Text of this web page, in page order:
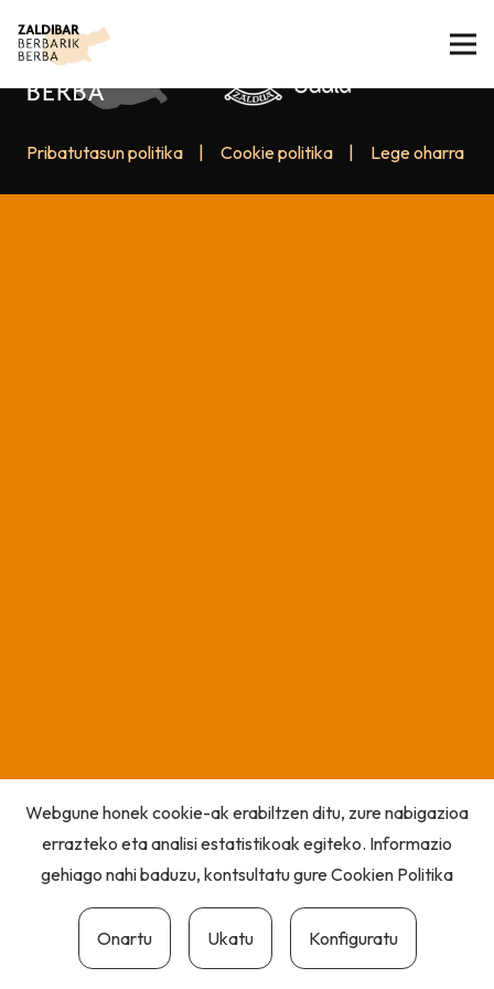
Pribatutasun politika Cookie politika Lege oharra
Webgune honek cookie-ak erabiltzen ditu, zure nabigazioa
errazteko eta analisi estatistikoak egiteko. Informazio
gehiago nahi baduzu, kontsultatu gureCookien Politika
Onartu Ukatu Konfiguratu